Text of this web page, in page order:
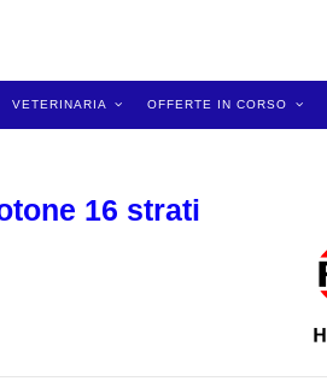
VETERINARIA OFFERTE IN CORSO
16 strati